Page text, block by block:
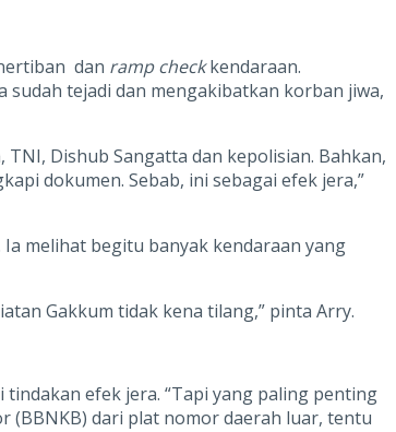
dan ramp checkkendaraan.
sudah tejadi dan mengakibatkan korban jiwa,
Dishub Sangatta dan kepolisian. Bahkan,
dokumen. Sebab, ini sebagai efek jera,”
melihat begitu banyak kendaraan yang
Gakkum tidak kena tilang,” pinta Arry.
efek jera. “Tapi yang paling penting
(BBNKB) dari plat nomor daerah luar, tentu